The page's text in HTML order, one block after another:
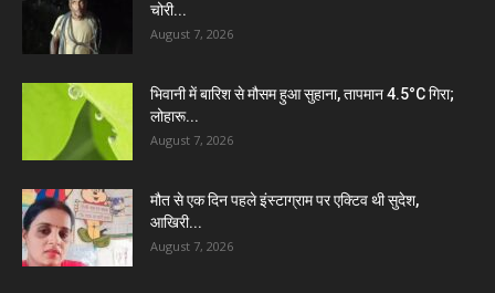
चोरी...
August 7, 2026
भिवानी में बारिश से मौसम हुआ सुहाना, तापमान 4.5°C गिरा;
लोहारू...
August 7, 2026
मौत से एक दिन पहले इंस्टाग्राम पर एक्टिव थी सुदेश,
आखिरी...
August 7, 2026